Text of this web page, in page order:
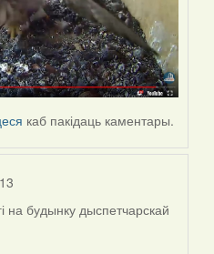
каб пакідаць каментары.
на будынку дыспетчарскай